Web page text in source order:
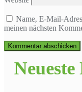
Name, E-Mail-
meinen nächsten